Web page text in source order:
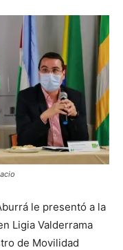
le presentó a la
Ligia Valderrama
de Movilidad